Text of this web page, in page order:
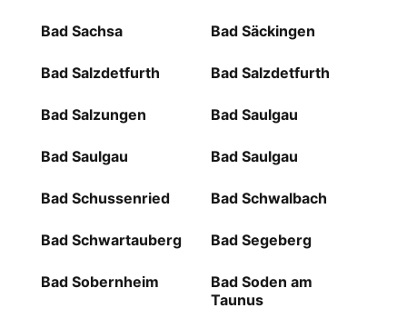
Bad Sachsa Bad Säckingen
Bad Salzdetfurth Bad Salzdetfurth
Bad Salzungen Bad Saulgau
Bad Saulgau Bad Saulgau
Bad Schussenried Bad Schwalbach
Bad Schwartauberg Bad Segeberg
Bad Sobernheim
Bad Soden am
Taunus